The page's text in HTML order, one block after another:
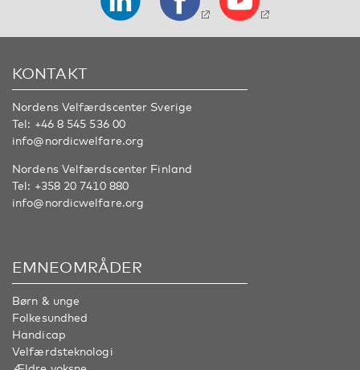
KONTAKT
Nordens Velfærdscenter Sverige
Tel: +46 8 545 536 00
info@nordicwelfare.org
Nordens Velfærdscenter Finland
Tel: +358 20 7410 880
info@nordicwelfare.org
EMNEOMRÅDER
Børn & unge
Folkesundhed
Handicap
Velfærdsteknologi